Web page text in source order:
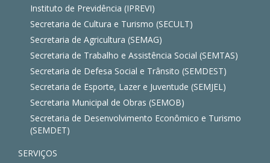
Instituto de Previdência (IPREVI)
Secretaria de Cultura e Turismo (SECULT)
Secretaria de Agricultura (SEMAG)
Secretaria de Trabalho e Assistência Social (SEMTAS)
Secretaria de Defesa Social e Trânsito (SEMDEST)
Secretaria de Esporte, Lazer e Juventude (SEMJEL)
Secretaria Municipal de Obras (SEMOB)
Secretaria de Desenvolvimento Econômico e Turismo
(SEMDET)
SERVIÇOS